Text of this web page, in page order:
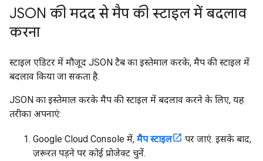
JSON की मदद से मैप की स्टाइल में बदलाव
करना
स्टाइल एडिटर में मौजूद JSON टैब का इस्तेमाल करके, मैप की स्टाइल में
बदलाव किया जा सकता है.
JSON का इस्तेमाल करके मैप की स्टाइल में बदलाव करने के लिए, यह
तरीका अपनाएं:
Google Cloud Console में, मैप स्टाइल
पर जाएं. इसके बाद,
ज़रूरत पड़ने पर कोई प्रोजेक्ट चुनें.